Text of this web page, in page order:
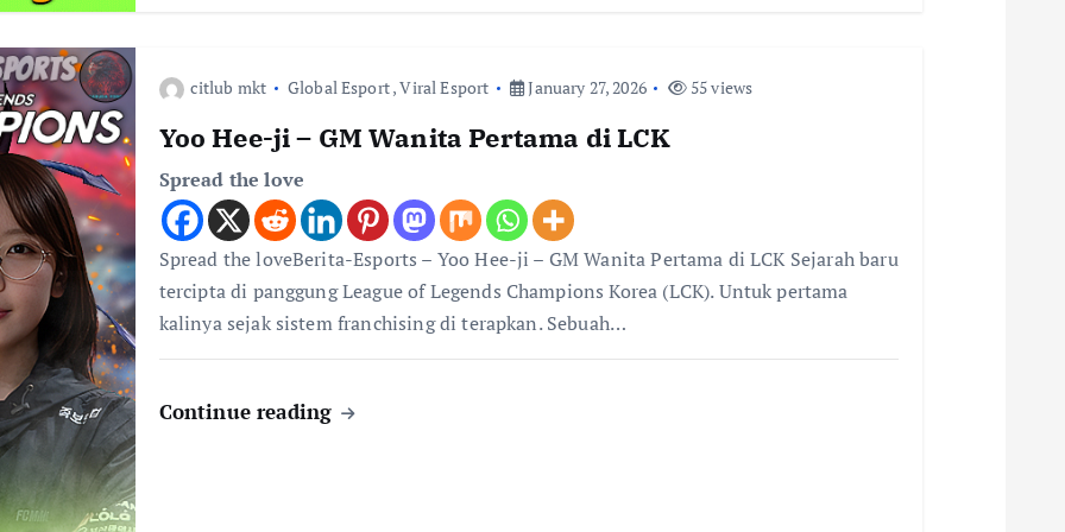
citlub mkt Global Esport,Viral Esport January 27, 2026 55 views
Yoo Hee-ji – GM Wanita Pertama di LCK
Spread the love
Spread the loveBerita-Esports – Yoo Hee-ji – GM Wanita Pertama di LCK Sejarah baru
tercipta di panggung League of Legends Champions Korea (LCK). Untuk pertama
kalinya sejak sistem franchising di terapkan. Sebuah…
Continue reading